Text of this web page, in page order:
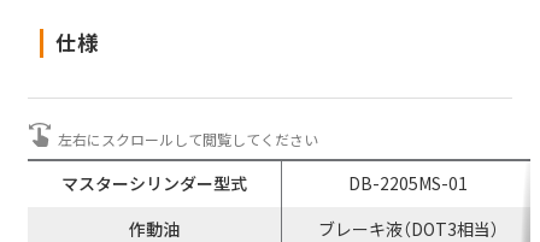
エレベーター用電磁クランパ
仕様
マスターシリンダー型式
DB-2205MS-01
作動油
ブレーキ液（DOT3相当）